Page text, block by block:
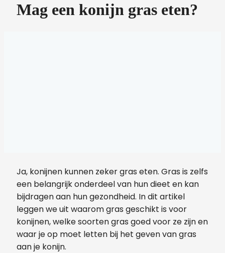
Mag een konijn gras eten?
Ja, konijnen kunnen zeker gras eten. Gras is zelfs
een belangrijk onderdeel van hun dieet en kan
bijdragen aan hun gezondheid. In dit artikel
leggen we uit waarom gras geschikt is voor
konijnen, welke soorten gras goed voor ze zijn en
waar je op moet letten bij het geven van gras
aan je konijn.